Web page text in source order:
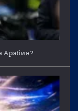
Арабия?